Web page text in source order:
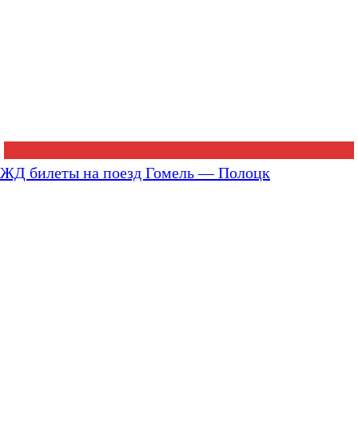
ЖД билеты на поезд Гомель — Полоцк